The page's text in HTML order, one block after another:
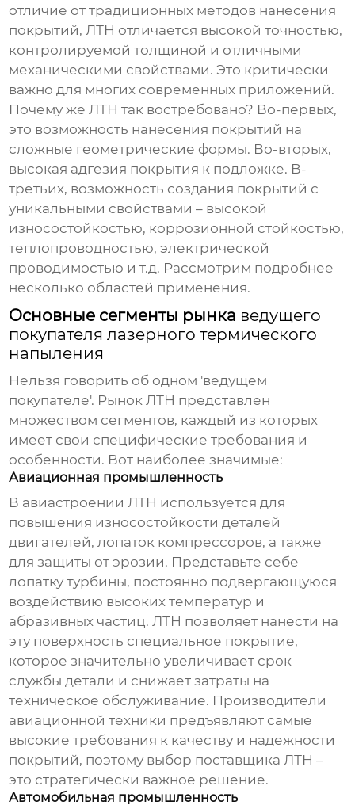
отличие от традиционных методов нанесения
покрытий, ЛТН отличается высокой точностью,
контролируемой толщиной и отличными
механическими свойствами. Это критически
важно для многих современных приложений.
Почему же ЛТН так востребовано? Во-первых,
это возможность нанесения покрытий на
сложные геометрические формы. Во-вторых,
высокая адгезия покрытия к подложке. В-
третьих, возможность создания покрытий с
уникальными свойствами – высокой
износостойкостью, коррозионной стойкостью,
теплопроводностью, электрической
проводимостью и т.д. Рассмотрим подробнее
несколько областей применения.
Основные сегменты рынка ведущего
покупателя лазерного термического
напыления
Нельзя говорить об одном 'ведущем
покупателе'. Рынок ЛТН представлен
множеством сегментов, каждый из которых
имеет свои специфические требования и
особенности. Вот наиболее значимые:
Авиационная промышленность
В авиастроении ЛТН используется для
повышения износостойкости деталей
двигателей, лопаток компрессоров, а также
для защиты от эрозии. Представьте себе
лопатку турбины, постоянно подвергающуюся
воздействию высоких температур и
абразивных частиц. ЛТН позволяет нанести на
эту поверхность специальное покрытие,
которое значительно увеличивает срок
службы детали и снижает затраты на
техническое обслуживание. Производители
авиационной техники предъявляют самые
высокие требования к качеству и надежности
покрытий, поэтому выбор поставщика ЛТН –
это стратегически важное решение.
Автомобильная промышленность